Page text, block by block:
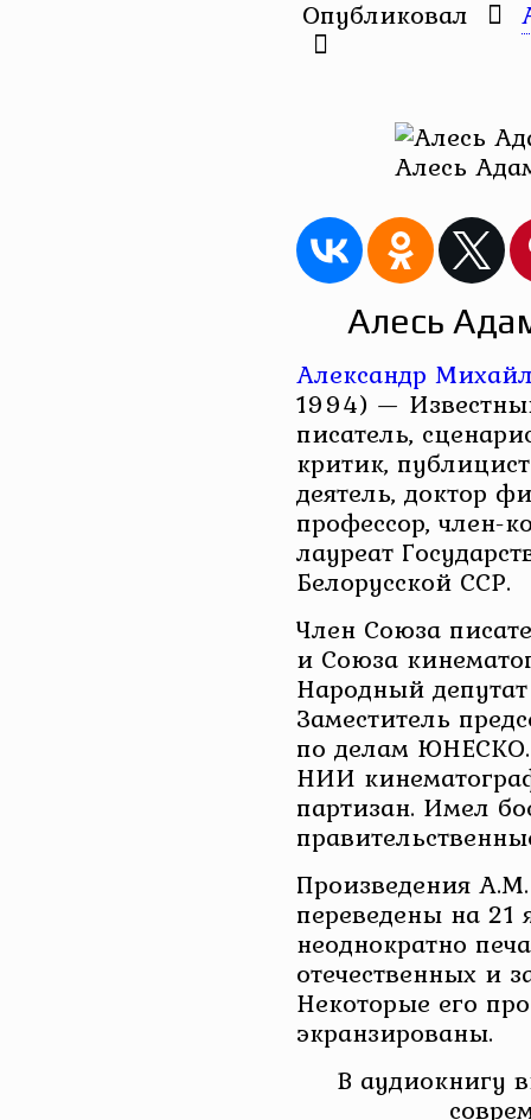
Опубликовал
Алесь
Алесь
Александр
1994) —
писатель,
критик,
деятель, доктор
профессор, член-
лауреат
Белорусской ССР.
Член Союза
и Союза
Народный
Заместитель
по делам ЮНЕСКО.
НИИ
партизан. Имел
Произведения
переведены на
неоднократно
отечественных и
Некоторые его
экранзированы.
В аудиокнигу